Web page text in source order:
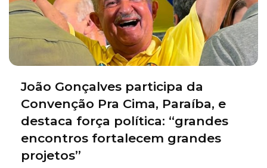
João Gonçalves participa da
Convenção Pra Cima, Paraíba, e
destaca força política: “grandes
encontros fortalecem grandes
projetos”